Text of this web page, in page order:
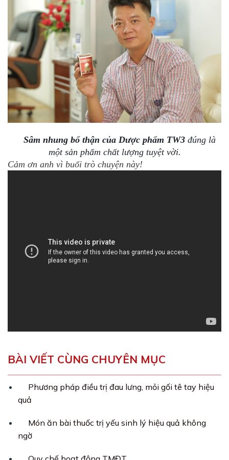
Sâm nhung bổ thận của Dược phẩm TW3 đúng là
một sản phẩm chất lượng tuyệt vời.
Cảm ơn anh vì buổi trò chuyện này!
BÀI VIẾT CÙNG CHUYÊN MỤC
Phương pháp điều trị đau lưng, mỏi gối tê tay hiệu
quả
Món ăn bài thuốc trị yếu sinh lý hiệu quả không
ngờ